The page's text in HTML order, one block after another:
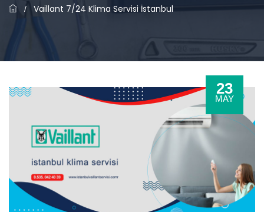
/ Vaillant 7/24 Klima Servisi İstanbul
23
MAY